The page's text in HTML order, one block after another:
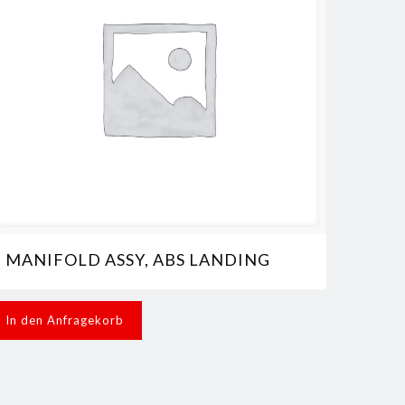
MANIFOLD ASSY, ABS LANDING
In den Anfragekorb